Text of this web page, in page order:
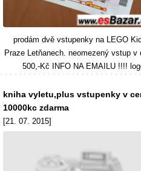
prodám dvě vstupenky na LEGO
Praze Letňanech. neomezený vstup
500,-Kč INFO NA EMAILU !!!!
kniha vyletu,plus vstupenky v
10000kc zdarma
[21. 07. 2015]